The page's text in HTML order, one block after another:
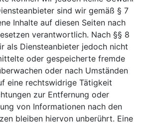
sind wir gemäß § 7
Inhalte auf diesen Seiten nach
verantwortlich. Nach §§ 8
als Diensteanbieter jedoch nicht
oder gespeicherte fremde
oder nach Umständen
eine rechtswidrige Tätigkeit
zur Entfernung oder
von Informationen nach den
bleiben hiervon unberührt. Eine